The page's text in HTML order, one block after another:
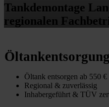
Tankdemontage
regionalen
Öltank entsorgen ab 550 €
Regional & zuverlässig
Inhabergeführt & TÜV